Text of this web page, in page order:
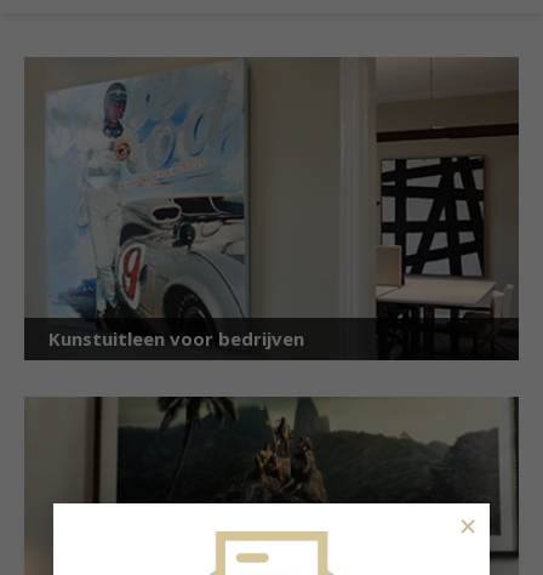
Kunstuitleen voor bedrijven
×